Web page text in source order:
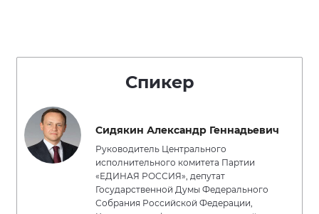
Спикер
Сидякин Александр Геннадьевич
Руководитель Центрального
исполнительного комитета Партии
«ЕДИНАЯ РОССИЯ», депутат
Государственной Думы Федерального
Собрания Российской Федерации,